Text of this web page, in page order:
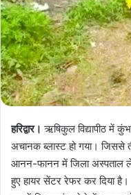
हरिद्वार।ऋषिकुल विद्यापीठ में कुंभ
अचानक ब्लास्ट हो गया। जिससे
आनन-फानन में जिला अस्पताल ले
हुए हायर सेंटर रेफर कर दिया है।